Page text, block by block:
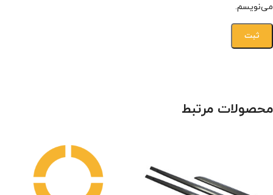
می‌نویسم.
محصولات مرتبط